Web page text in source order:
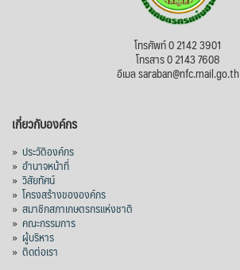
โทรศัพท์ 0 2142 3901
โทรสาร 0 2143 7608
อีเมล saraban@nfc.mail.go.th
เกี่ยวกับองค์กร
» ประวัติองค์กร
» อำนาจหน้าที่
» วิสัยทัศน์
» โครงสร้างขององค์กร
» สมาชิกสภาเกษตรกรแห่งชาติ
» คณะกรรมการ
» ผู้บริหาร
» ติดต่อเรา